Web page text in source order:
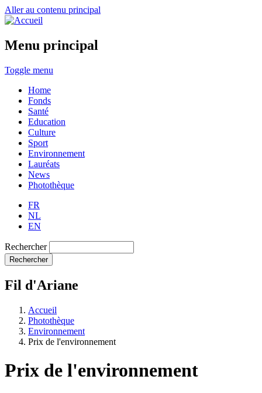
Aller au contenu principal
Menu principal
Toggle menu
Home
Fonds
Santé
Education
Culture
Sport
Environnement
Lauréats
News
Photothèque
FR
NL
EN
Rechercher
Fil d'Ariane
Accueil
Photothèque
Environnement
Prix de l'environnement
Prix de l'environnement